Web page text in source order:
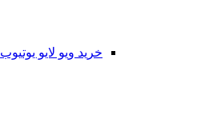
خرید ویو لایو یوتیوب